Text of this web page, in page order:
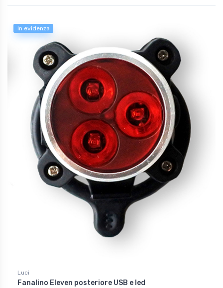
In evidenza
Luci
Fanalino Eleven posteriore USB e led